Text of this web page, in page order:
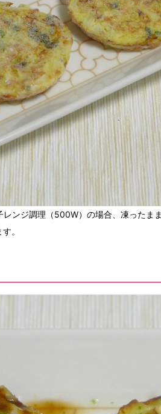
ンジ調理（500W）の場合、凍ったま
。